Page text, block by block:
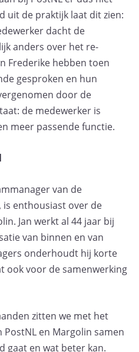
uit de praktijk laat dit zien:
dacht de
anders over het re-
Frederike hebben toen
gesproken en hun
door de
de medewerker is
meer passende functie.
van de
is enthousiast over de
Jan werkt al 44 jaar bij
van binnen en van
onderhoudt hij korte
ook voor de samenwerking
zitten we met het
en Margolin samen
gaat en wat beter kan.